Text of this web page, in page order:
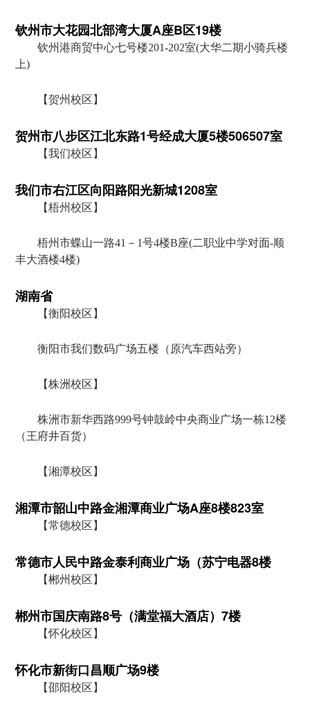
钦州市大花园北部湾大厦A座B区19楼
钦州港商贸中心七号楼201-202室(大华二期小骑兵楼
上)
【贺州校区】
贺州市八步区江北东路1号经成大厦5楼506507室
【我们校区】
我们市右江区向阳路阳光新城1208室
【梧州校区】
梧州市蝶山一路41－1号4楼B座(二职业中学对面-顺
丰大酒楼4楼)
湖南省
【衡阳校区】
衡阳市我们数码广场五楼（原汽车西站旁）
【株洲校区】
株洲市新华西路999号钟鼓岭中央商业广场一栋12楼
（王府井百货）
【湘潭校区】
湘潭市韶山中路金湘潭商业广场A座8楼823室
【常德校区】
常德市人民中路金泰利商业广场（苏宁电器8楼
【郴州校区】
郴州市国庆南路8号（满堂福大酒店）7楼
【怀化校区】
怀化市新街口昌顺广场9楼
【邵阳校区】